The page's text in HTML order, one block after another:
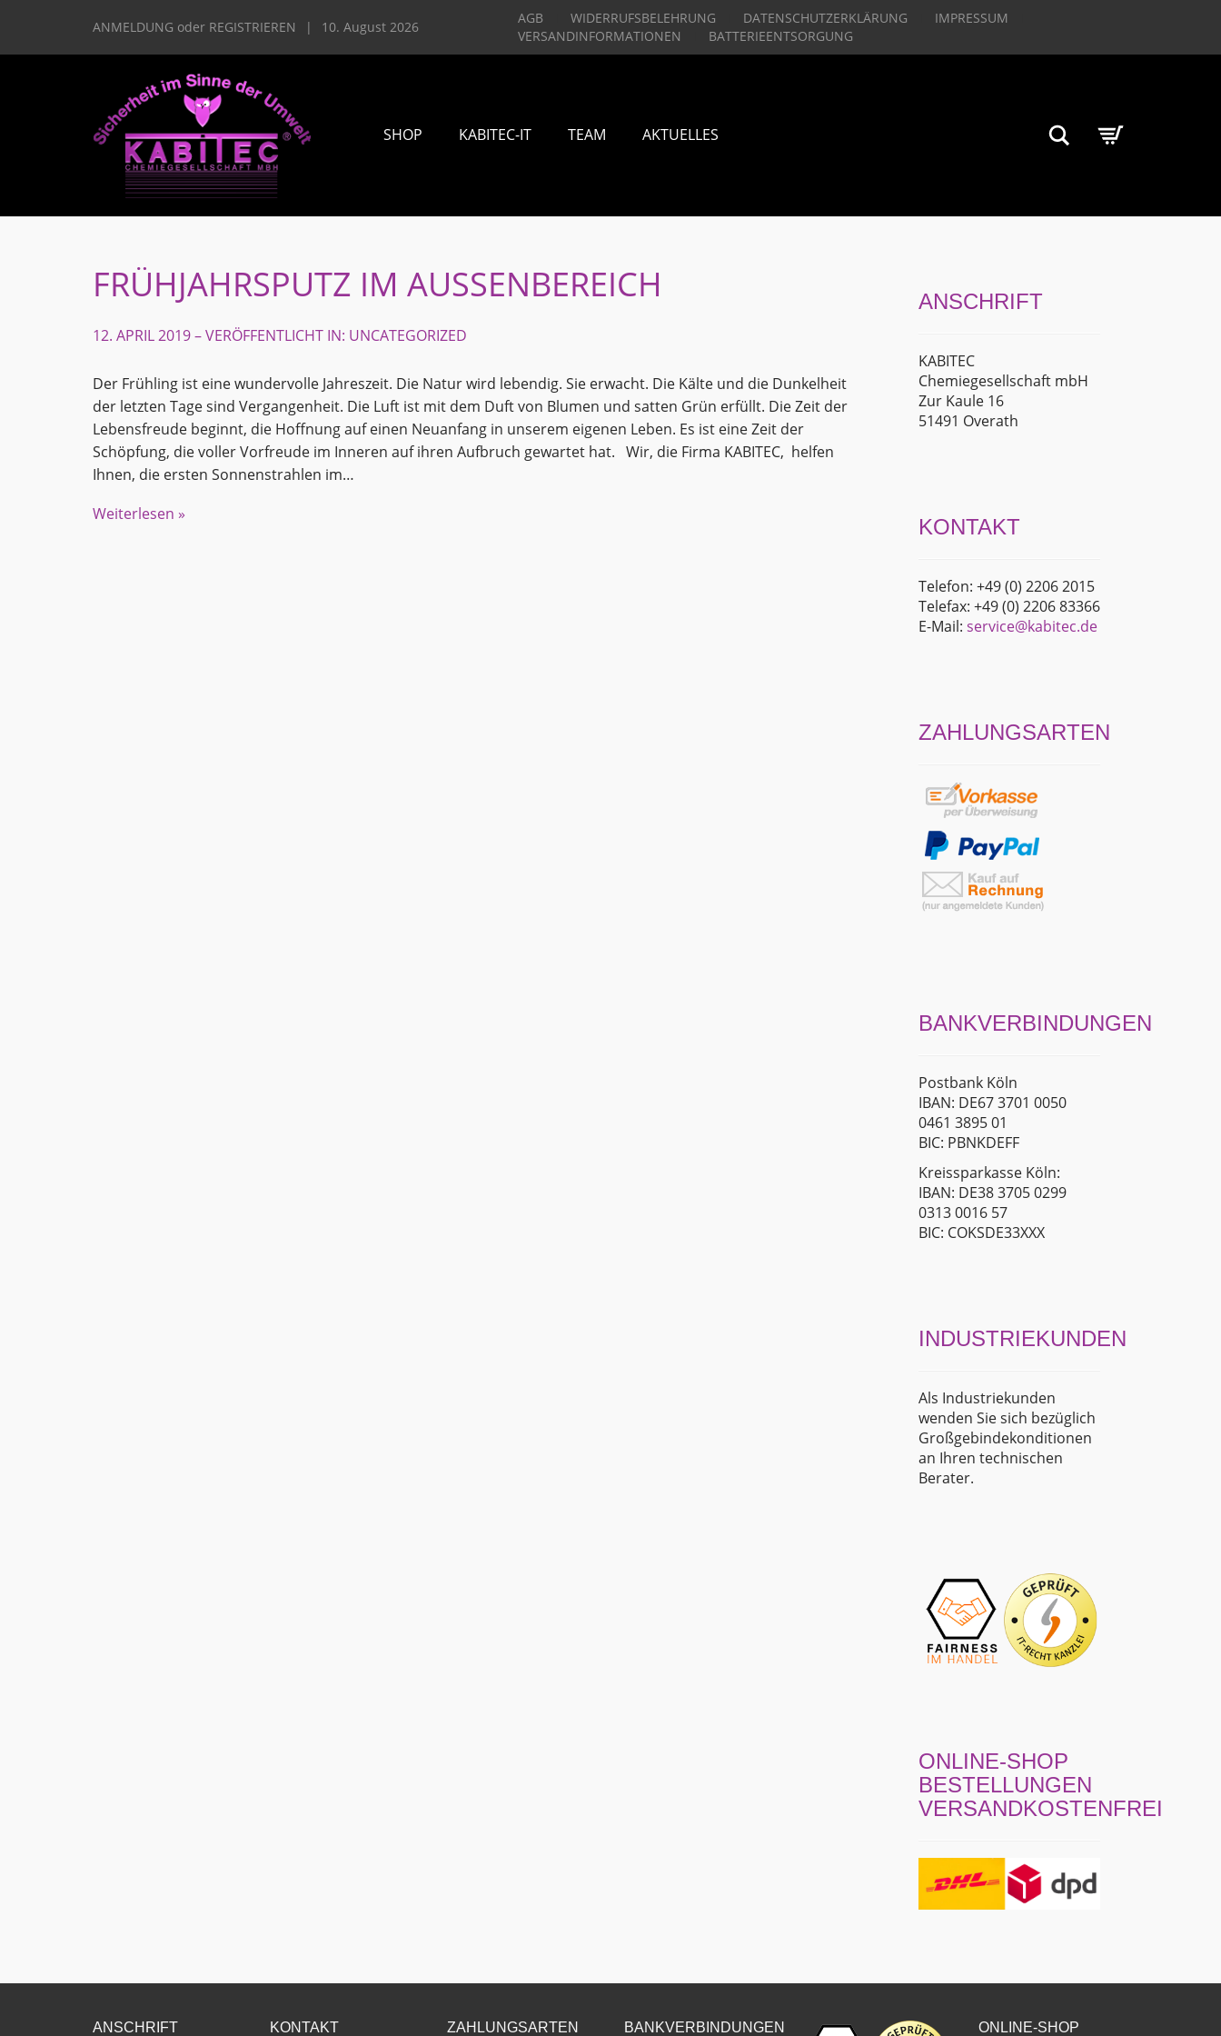
ANMELDUNG oder REGISTRIEREN | 10. August 2026
AGB WIDERRUFSBELEHRUNG DATENSCHUTZERKLÄRUNG
IMPRESSUM
VERSANDINFORMATIONEN
BATTERIEENTSORGUNG
SHOP KABITEC-IT TEAM AKTUELLES Suchen
FRÜHJAHRSPUTZ IM AUSSENBEREICH
12. APRIL 2019 – VERÖFFENTLICHT IN: UNCATEGORIZED
Der Frühling ist eine wundervolle Jahreszeit. Die Natur wird lebendig. Sie erwacht. Die Kälte und die Dunkelheit
der letzten Tage sind Vergangenheit. Die Luft ist mit dem Duft von Blumen und satten Grün erfüllt. Die Zeit der
Lebensfreude beginnt, die Hoffnung auf einen Neuanfang in unserem eigenen Leben. Es ist eine Zeit der
Schöpfung, die voller Vorfreude im Inneren auf ihren Aufbruch gewartet hat. Wir, die Firma KABITEC, helfen
Ihnen, die ersten Sonnenstrahlen im…
Weiterlesen
ANSCHRIFT
KABITEC
Chemiegesellschaft mbH
Zur Kaule 16
51491 Overath
KONTAKT
Telefon: +49 (0) 2206 2015
Telefax: +49 (0) 2206 83366
E-Mail: service@kabitec.de
ZAHLUNGSARTEN
BANKVERBINDUNGEN
Postbank Köln
IBAN: DE67 3701 0050
0461 3895 01
BIC: PBNKDEFF
Kreissparkasse Köln:
IBAN: DE38 3705 0299
0313 0016 57
BIC: COKSDE33XXX
INDUSTRIEKUNDEN
Als Industriekunden
wenden Sie sich bezüglich
Großgebindekonditionen
an Ihren technischen
Berater.
ONLINE-SHOP
BESTELLUNGEN
VERSANDKOSTENFREI
ANSCHRIFT KONTAKT ZAHLUNGSARTEN BANKVERBINDUNGEN
ONLINE-SHOP